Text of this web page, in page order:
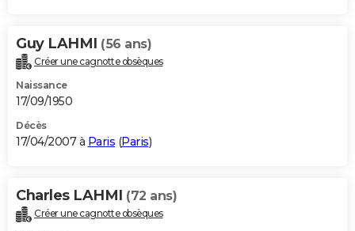
Guy LAHMI (56 ans)
Créer une cagnotte obsèques
Naissance
17/09/1950
Décès
17/04/2007 à Paris (Paris)
Charles LAHMI (72 ans)
Créer une cagnotte obsèques